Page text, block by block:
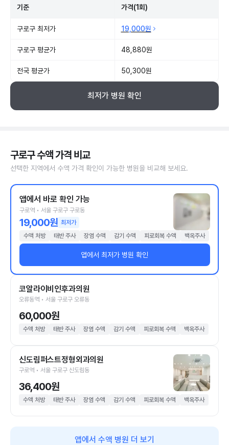
기준 가격(1회)
구로구 최저가 19,000원
구로구 평균가 48,880원
전국 평균가 50,300원
최저가 병원 확인
구로구 수액 가격 비교
선택한 지역에서 수액 가격 확인이 가능한 병원을 비교해 보세요.
앱에서 바로 확인 가능
구로역 • 서울 구로구 구로동
19,000원 최저가
수액 처방
태반 주사 장염 수액 감기 수액 피로회복 수액 백옥주사
앱에서 최저가 병원 확인
코알라이비인후과의원
오류동역 • 서울 구로구 오류동
60,000원
수액 처방 태반 주사 장염 수액 감기 수액 피로회복 수액 백옥주사
신도림퍼스트정형외과의원
구로역 • 서울 구로구 신도림동
36,400원
수액 처방 태반 주사 장염 수액 감기 수액 피로회복 수액 백옥주사
앱에서 수액 병원 더 보기